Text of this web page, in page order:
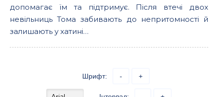
допомагає їм та підтримує. Після втечі двох
невільниць Тома забивають до непритомності й
залишають у хатині…
Шрифт: - +